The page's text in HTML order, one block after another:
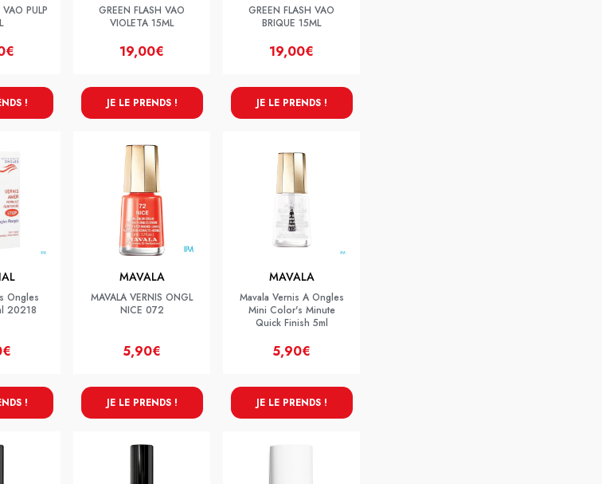
PULP
!
GREEN FLASH VAO
VIOLETA 15ML
19,00€
JE LE PRENDS !
GREEN FLASH VAO
BRIQUE 15ML
19,00€
JE LE PRENDS !
Ongles
20218
!
MAVALA
MAVALA VERNIS ONGL
NICE 072
5,90€
JE LE PRENDS !
MAVALA
Mavala Vernis A Ongles
Mini Color's Minute
Quick Finish 5ml
5,90€
JE LE PRENDS !